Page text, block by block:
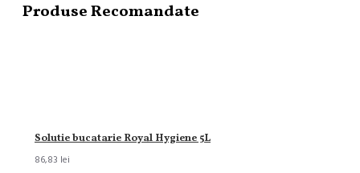
Produse Recomandate
Solutie bucatarie Royal Hygiene 5L
86,83 lei